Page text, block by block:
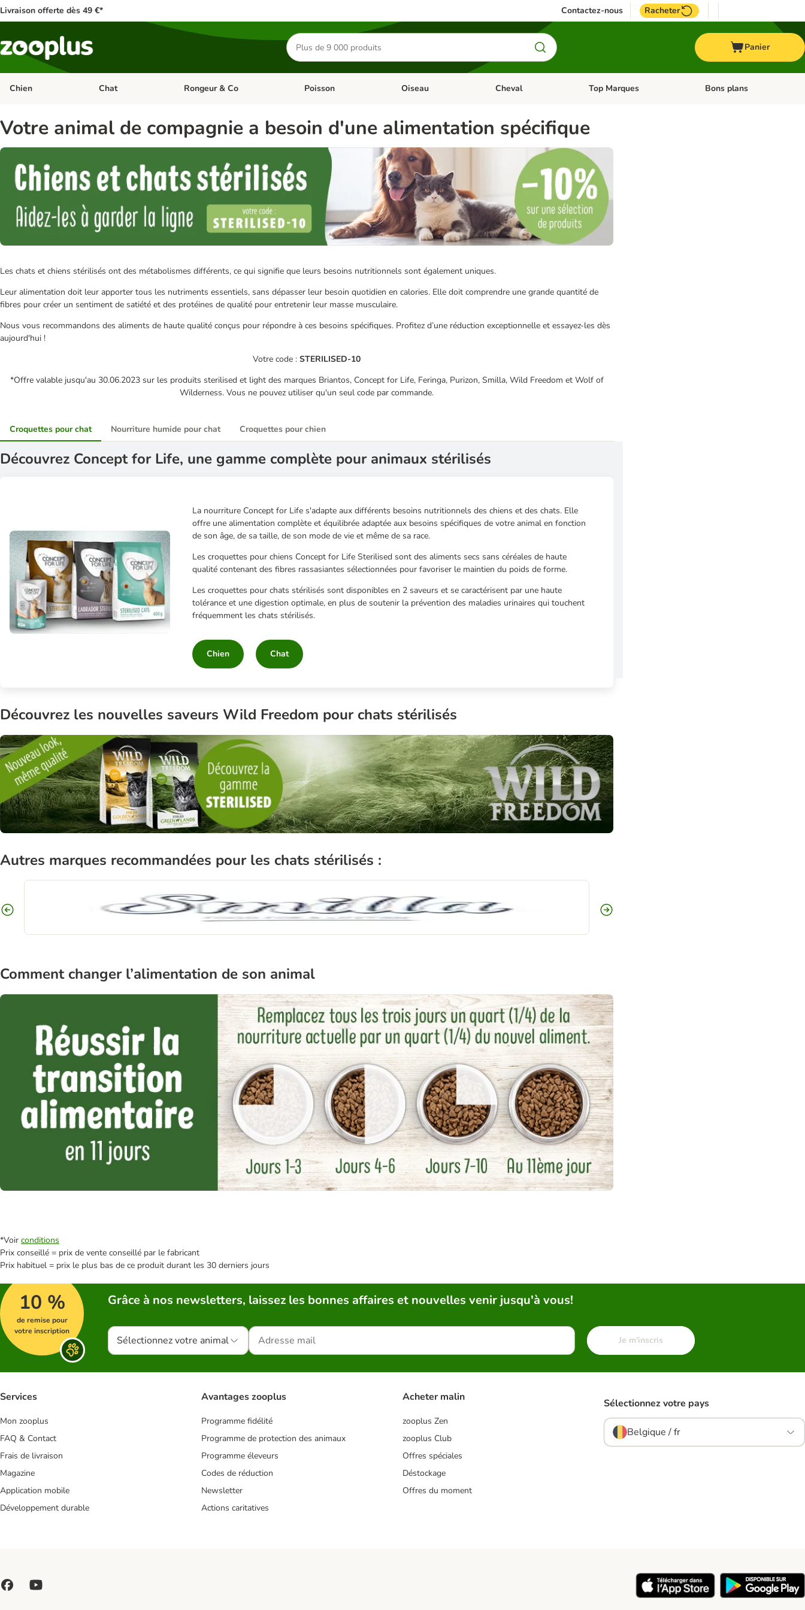
Livraison offerte dès 49 €* Contactez-nous Racheter
Rechercher
des
produits
Panier
Chien Dérouler les catégories: Chien
Chat Dérouler les catégories: Chat
Rongeur & Co Dérouler les catégories: Rongeur & Co
Poisson Dérouler les catégories: Poisson
Oiseau Dérouler les catégories: Oiseau
Cheval Dérouler les catégories: Cheval
Top Marques Dérouler les catégories: Top
Bons plans
Votre animal de compagnie a besoin d'une alimentation spécifique
Les chats et chiens stérilisés ont des métabolismes différents, ce qui signifie que leurs besoins nutritionnels sont également uniques.
Leur alimentation doit leur apporter tous les nutriments essentiels, sans dépasser leur besoin quotidien en calories. Elle doit comprendre une grande quantité de
fibres pour créer un sentiment de satiété et des protéines de qualité pour entretenir leur masse musculaire.
Nous vous recommandons des aliments de haute qualité conçus pour répondre à ces besoins spécifiques. Profitez d’une réduction exceptionnelle et essayez-les dès
aujourd'hui !
Votre code : STERILISED-10
*Offre valable jusqu'au 30.06.2023 sur les produits sterilised et light des marques Briantos, Concept for Life, Feringa, Purizon, Smilla, Wild Freedom et Wolf of
Wilderness. Vous ne pouvez utiliser qu'un seul code par commande.
Croquettes pour chat Nourriture humide pour chat Croquettes pour chien
Découvrez Concept for Life, une gamme complète pour animaux stérilisés
La nourriture Concept for Life s'adapte aux différents besoins nutritionnels des chiens et des chats. Elle
offre une alimentation complète et équilibrée adaptée aux besoins spécifiques de votre animal en fonction
de son âge, de sa taille, de son mode de vie et même de sa race.
Les croquettes pour chiens Concept for Life Sterilised sont des aliments secs sans céréales de haute
qualité contenant des fibres rassasiantes sélectionnées pour favoriser le maintien du poids de forme.
Les croquettes pour chats stérilisés sont disponibles en 2 saveurs et se caractérisent par une haute
tolérance et une digestion optimale, en plus de soutenir la prévention des maladies urinaires qui touchent
fréquemment les chats stérilisés.
Chien Chat
Découvrez les nouvelles saveurs Wild Freedom pour chats stérilisés
Autres marques recommandées pour les chats stérilisés :
Comment changer l’alimentation de son animal
*Voir conditions
Prix conseillé = prix de vente conseillé par le fabricant
Prix habituel = prix le plus bas de ce produit durant les 30 derniers jours
10 %
de remise pour
votre inscription
Grâce à nos newsletters, laissez les bonnes affaires et nouvelles venir jusqu'à vous!
Sélectionnez votre animal Je m'inscris
Services
Mon zooplus
FAQ & Contact
Frais de livraison
Magazine
Application mobile
Développement durable
Avantages zooplus
Programme fidélité
Programme de protection des animaux
Programme éleveurs
Codes de réduction
Newsletter
Actions caritatives
Acheter malin
zooplus Zen
zooplus Club
Offres spéciales
Déstockage
Offres du moment
Sélectionnez votre pays
Belgique / fr